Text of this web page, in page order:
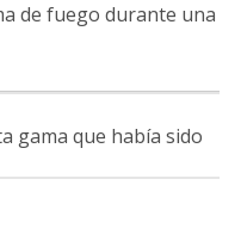
de fuego durante una
gama que había sido